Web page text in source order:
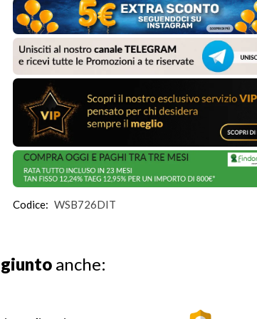
Codice: WSB726DIT
anche: